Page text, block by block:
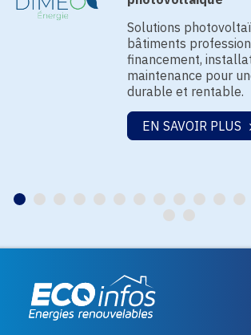
Solutions
bâtiments
financement,
maintenance pour
durable et rentable.
EN SAVOIR PLUS